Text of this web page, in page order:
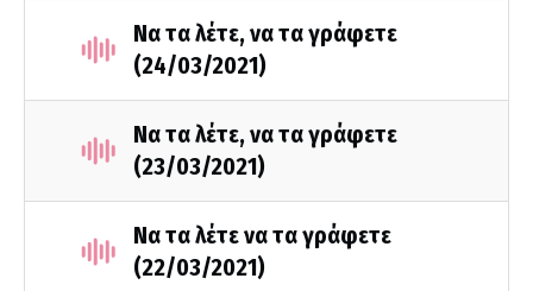
Να τα λέτε, να τα γράφετε
(24/03/2021)
Να τα λέτε, να τα γράφετε
(23/03/2021)
Να τα λέτε να τα γράφετε
(22/03/2021)